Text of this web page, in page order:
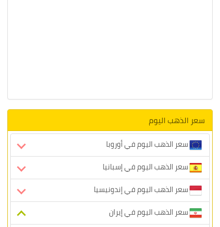
سعر الذهب اليوم
سعر الذهب اليوم في أوروبا
سعر الذهب اليوم في إسبانيا
سعر الذهب اليوم في إندونيسيا
سعر الذهب اليوم في إيران